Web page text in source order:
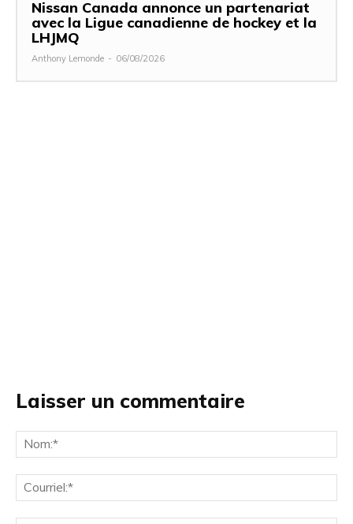
Nissan Canada annonce un partenariat
avec la Ligue canadienne de hockey et la
LHJMQ
Anthony Lemonde - 06/08/2026
Laisser un commentaire